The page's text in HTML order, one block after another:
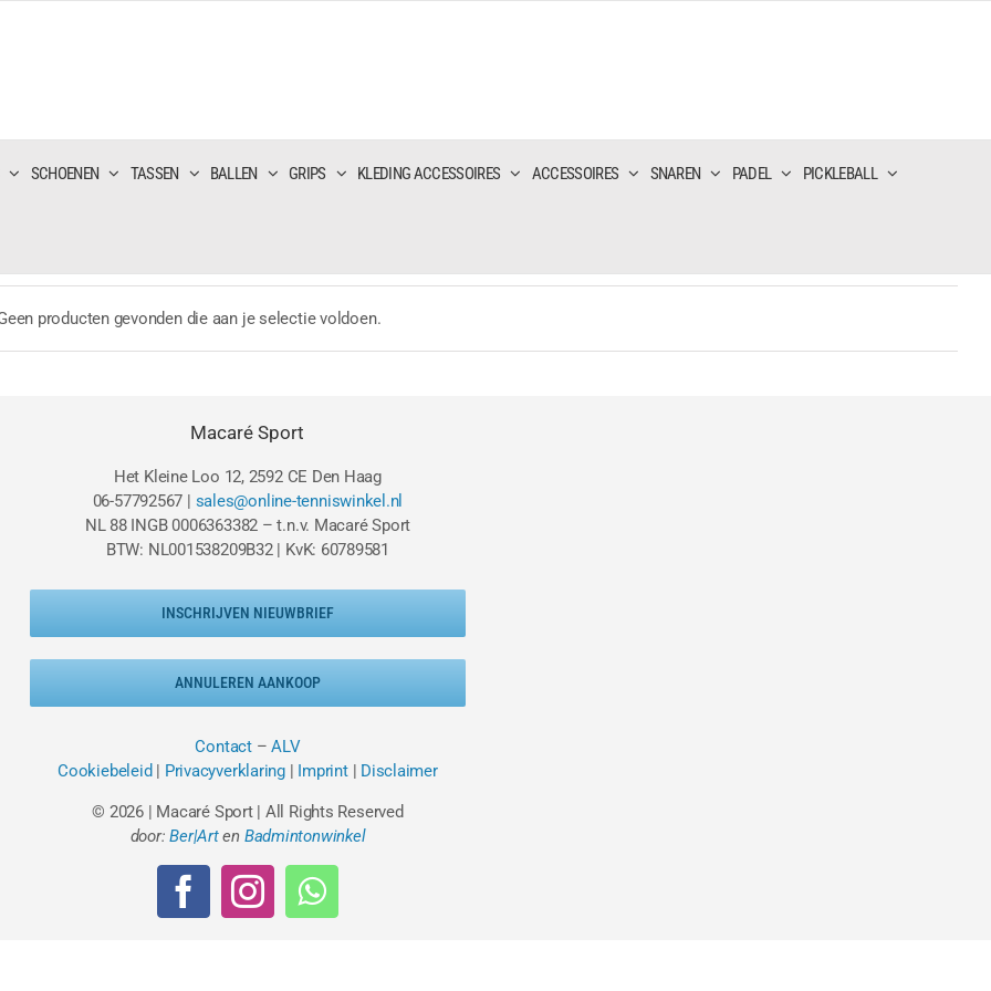
SCHOENEN TASSEN BALLEN GRIPS KLEDING ACCESSOIRES ACCESSOIRES SNAREN PADEL PICKLEBALL
producten gevonden die aan je selectie voldoen.
Macaré Sport
Het Kleine Loo 12, 2592 CE Den Haag
06-57792567 | sales@online-tenniswinkel.nl
NL 88 INGB 0006363382 – t.n.v. Macaré Sport
BTW: NL001538209B32 | KvK: 60789581
INSCHRIJVEN NIEUWBRIEF
ANNULEREN AANKOOP
Contact–ALV
Cookiebeleid | Privacyverklaring| Imprint| Disclaimer
© 2026 | Macaré Sport | All Rights Reserved
door:Ber|Arten Badmintonwinkel